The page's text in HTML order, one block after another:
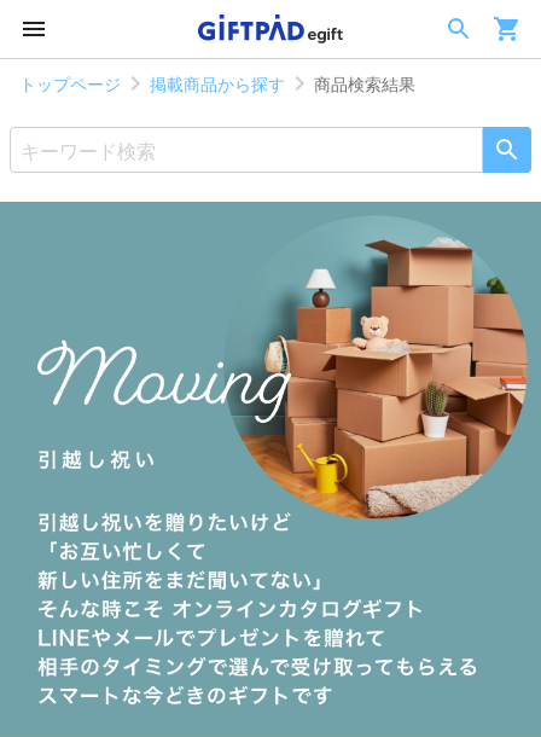
トップページ 掲載商品から探す 商品検索結果